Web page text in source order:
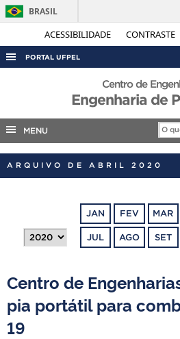
ACESSIBILIDADE CONTRASTE
BRASIL
PORTAL UFPEL
ACESSO À INFORMAÇÃO
COBALTO
Centro de
Engenharia de
MENU
ARQUIVO DE ABRIL 2020
JAN FEV MAR
JUL AGO SET
Centro de
pia portátil para
19